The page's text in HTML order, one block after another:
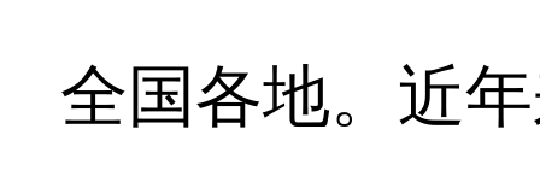
全国各地。近